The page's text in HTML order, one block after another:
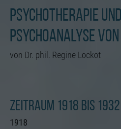
Psychotherapie
Psychoanalyse von
von Dr. phil. Regine Lockot
Zeitraum 1918 bis 1932
1918
eingestellt hat.